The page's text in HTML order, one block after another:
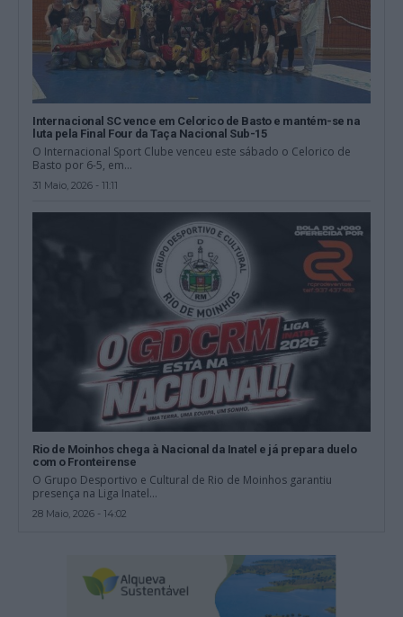
Internacional SC vence em Celorico de Basto e mantém-se na
luta pela Final Four da Taça Nacional Sub-15
O Internacional Sport Clube venceu este sábado o Celorico de
Basto por 6-5, em...
31 Maio, 2026 - 11:11
Rio de Moinhos chega à Nacional da Inatel e já prepara duelo
com o Fronteirense
O Grupo Desportivo e Cultural de Rio de Moinhos garantiu
presença na Liga Inatel...
28 Maio, 2026 - 14:02